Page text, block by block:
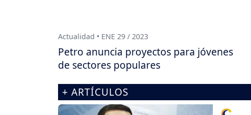
Actualidad • ENE 29 / 2023
Petro anuncia proyectos para jóvenes
de sectores populares
+ ARTÍCULOS